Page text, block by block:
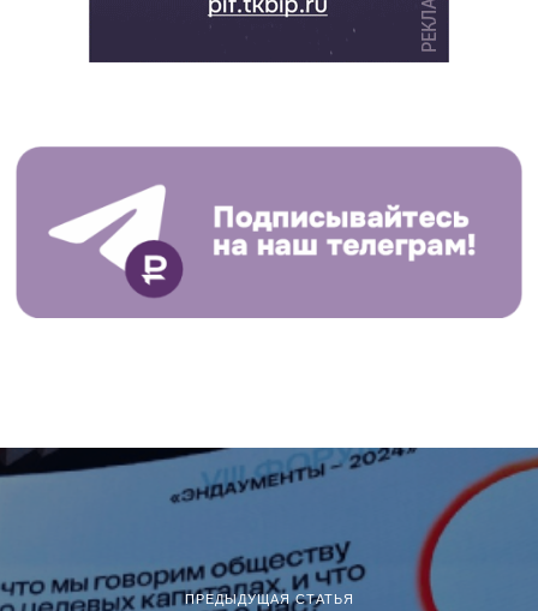
ПРЕДЫДУЩАЯ СТАТЬЯ